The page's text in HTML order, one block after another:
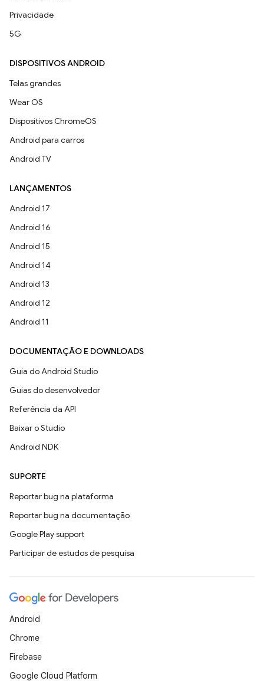
Privacidade
5G
DISPOSITIVOS ANDROID
Telas grandes
Wear OS
Dispositivos ChromeOS
Android para carros
Android TV
LANÇAMENTOS
Android 17
Android 16
Android 15
Android 14
Android 13
Android 12
Android 11
DOCUMENTAÇÃO E DOWNLOADS
Guia do Android Studio
Guias do desenvolvedor
Referência da API
Baixar o Studio
Android NDK
SUPORTE
Reportar bug na plataforma
Reportar bug na documentação
Google Play support
Participar de estudos de pesquisa
Android
Chrome
Firebase
Google Cloud Platform